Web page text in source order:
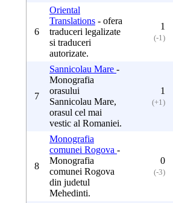
6
Oriental
Translations - ofera
traduceri legalizate
si traduceri
autorizate.
1
(-1)
7
Sannicolau Mare -
Monografia
orasului
Sannicolau Mare,
orasul cel mai
vestic al Romaniei.
1
(+1)
8
Monografia
comunei Rogova -
Monografia
comunei Rogova
din judetul
Mehedinti.
0
(-3)